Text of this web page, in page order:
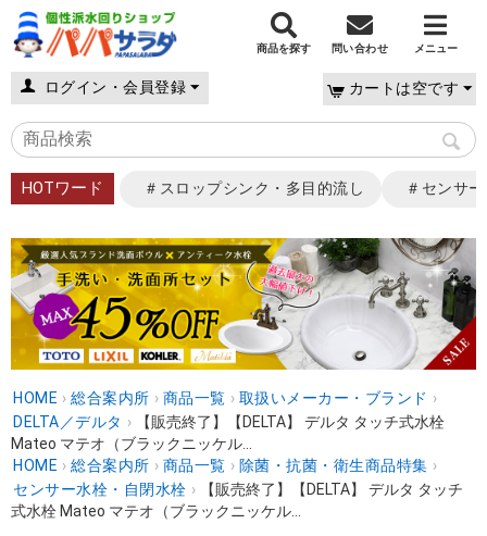
商品を探す 問い合わせ メニュー
ログイン・会員登録 カートは空です
HOTワード ＃スロップシンク・多目的流し ＃センサ
HOME › 総合案内所 › 商品一覧 › 取扱いメーカー・ブランド ›
DELTA／デルタ ›
【販売終了】【DELTA】 デルタ タッチ式水栓
Mateo マテオ（ブラックニッケル...
HOME › 総合案内所 › 商品一覧 › 除菌・抗菌・衛生商品特集 ›
センサー水栓・自閉水栓 ›
【販売終了】【DELTA】 デルタ タッチ
式水栓 Mateo マテオ（ブラックニッケル...